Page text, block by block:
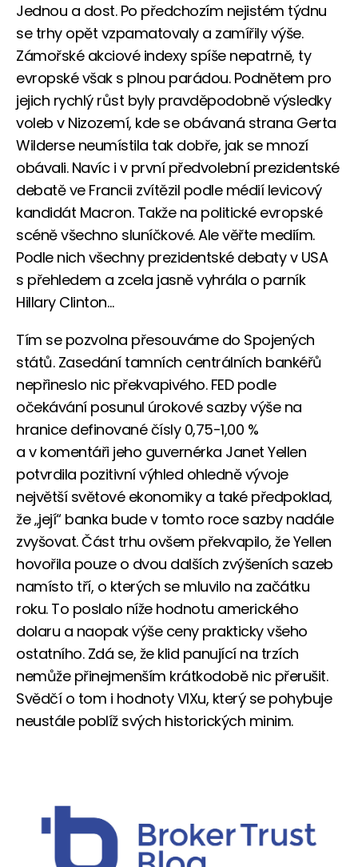
Jednou a dost. Po předchozím nejistém týdnu
se trhy opět vzpamatovaly a zamířily výše.
Zámořské akciové indexy spíše nepatrně, ty
evropské však s plnou parádou. Podnětem pro
jejich rychlý růst byly pravděpodobně výsledky
voleb v Nizozemí, kde se obávaná strana Gerta
Wilderse neumístila tak dobře, jak se mnozí
obávali. Navíc i v první předvolební prezidentské
debatě ve Francii zvítězil podle médií levicový
kandidát Macron. Takže na politické evropské
scéně všechno sluníčkové. Ale věřte mediím.
Podle nich všechny prezidentské debaty v USA
s přehledem a zcela jasně vyhrála o parník
Hillary Clinton…
Tím se pozvolna přesouváme do Spojených
států. Zasedání tamních centrálních bankéřů
nepřineslo nic překvapivého. FED podle
očekávání posunul úrokové sazby výše na
hranice definované čísly 0,75-1,00 %
a v komentáři jeho guvernérka Janet Yellen
potvrdila pozitivní výhled ohledně vývoje
největší světové ekonomiky a také předpoklad,
že „její“ banka bude v tomto roce sazby nadále
zvyšovat. Část trhu ovšem překvapilo, že Yellen
hovořila pouze o dvou dalších zvýšeních sazeb
namísto tří, o kterých se mluvilo na začátku
roku. To poslalo níže hodnotu amerického
dolaru a naopak výše ceny prakticky všeho
ostatního. Zdá se, že klid panující na trzích
nemůže přinejmenším krátkodobě nic přerušit.
Svědčí o tom i hodnoty VIXu, který se pohybuje
neustále poblíž svých historických minim.